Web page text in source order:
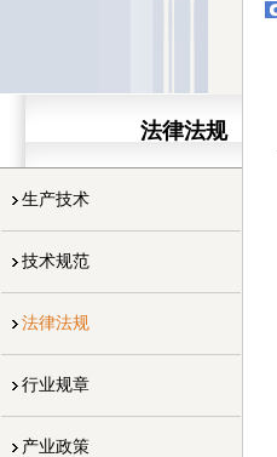
法律法规
生产技术
技术规范
法律法规
行业规章
产业政策